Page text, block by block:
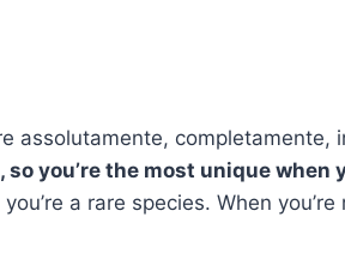
assolutamente, completamente,
so you’re the most unique when
a rare species. When